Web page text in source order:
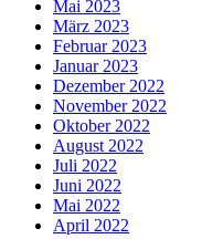
Mai 2023
März 2023
Februar 2023
Januar 2023
Dezember 2022
November 2022
Oktober 2022
August 2022
Juli 2022
Juni 2022
Mai 2022
April 2022